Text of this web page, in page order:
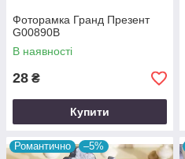
Фоторамка Гранд Презент
G00890B
В наявності
28 ₴
Купити
Романтично –5%